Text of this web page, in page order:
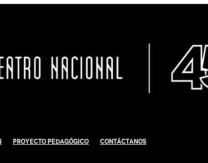
Proyecto Pedagógico Contáctanos